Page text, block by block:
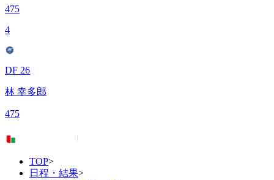
475
4
DF 26
林 幸多郎
475
TOP>
日程・結果>